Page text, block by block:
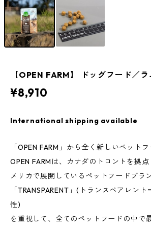
【OPEN FARM】 ドッグフード／
¥8,910
International shipping available
「OPEN FARM」から全く新しいペット
OPEN FARMは、カナダのトロントを拠
メリカで展開しているペットフードブラ
「TRANSPARENT」(トランスペアレン
性)
を重視して、全てのペットフードの中で